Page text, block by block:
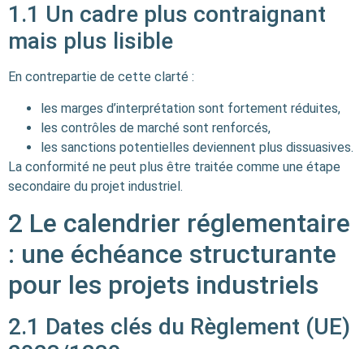
1.1 Un cadre plus contraignant
mais plus lisible
En contrepartie de cette clarté :
les marges d’interprétation sont fortement réduites,
les contrôles de marché sont renforcés,
les sanctions potentielles deviennent plus dissuasives.
La conformité ne peut plus être traitée comme une étape
secondaire du projet industriel.
2 Le calendrier réglementaire
: une échéance structurante
pour les projets industriels
2.1 Dates clés du Règlement (UE)